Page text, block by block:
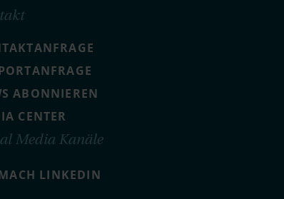
ABONNIEREN
CENTER
Media Kanäle
LINKEDIN